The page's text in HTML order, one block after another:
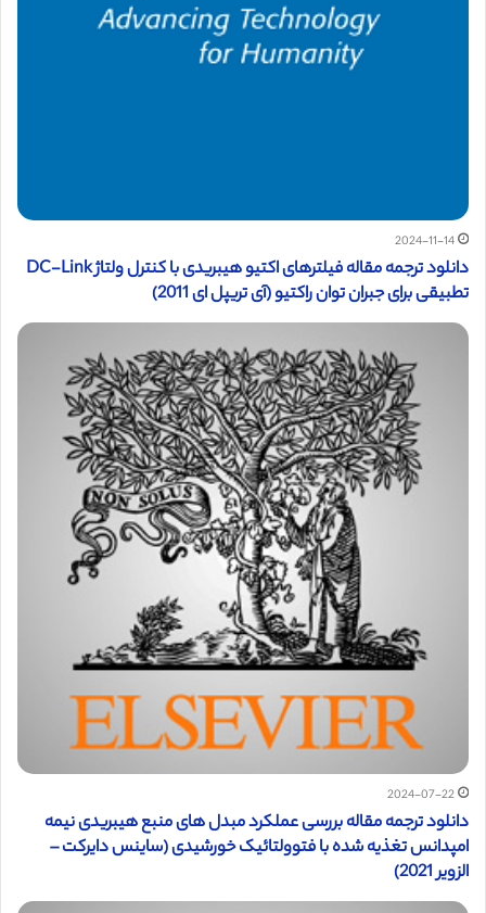
2024-11-14
دانلود ترجمه مقاله فیلترهای اکتیو هیبریدی با کنترل ولتاژ DC-Link
تطبیقی ​​برای جبران توان راکتیو (آی تریپل ای 2011)
2024-07-22
دانلود ترجمه مقاله بررسی عملکرد مبدل های منبع هیبریدی نیمه
امپدانس تغذیه شده با فتوولتائیک خورشیدی (ساینس دایرکت –
الزویر 2021)